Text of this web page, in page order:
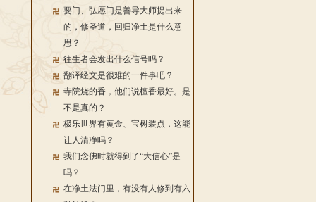
要门、弘愿门是善导大师提出来
的，修圣道，回归净土是什么意
思？
往生者会发出什么信号吗？
翻译经文是很难的一件事吧？
寺院烧的香，他们说檀香最好。是
不是真的？
极乐世界有黄金、宝树装点，这能
让人清净吗？
我们念佛时就得到了“大信心”是
吗？
在净土法门里，有没有人修到有六